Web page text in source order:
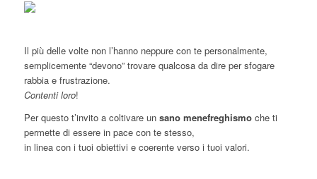
Il più delle volte non l’hanno neppure con te personalmente,
semplicemente “devono” trovare qualcosa da dire per sfogare
rabbia e frustrazione.
Contenti loro!
Per questo t’invito a coltivare un sano menefreghismoche ti
permette di essere in pace con te stesso,
in linea con i tuoi obiettivi e coerente verso i tuoi valori.